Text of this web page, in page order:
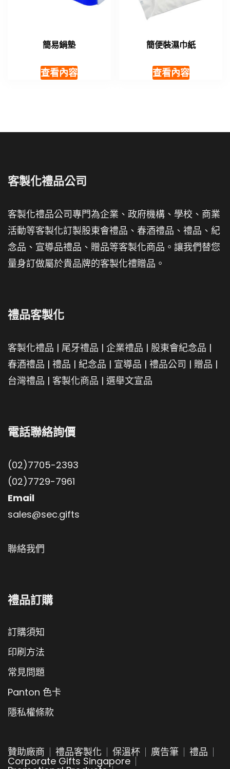
簡易鍋墊
查看內容
簡便裝濕巾紙
查看內容
客製化禮品公司
客製化禮品公司專門為企業、政府機構、學校、商業
活動等客製化訂製股東會禮品、春酒禮品、禮品、紀
念品、宣導品禮品、贈品等客製化商品。讓我們替您
量身訂做屬於貴品牌的客製化禮贈品。
禮品客製化
客製化禮品 | 尾牙禮品 | 企業禮品 | 股東會紀念品 |
春酒禮品 | 禮品 | 紀念品 | 宣導品 | 禮品公司 | 贈品 |
台灣禮品 | 客製化商品 | 選舉文宣品
電話聯絡詢價
(02)7705-2393
(02)7729-7961
Email
sales@sec.gifts
聯絡我們
禮品訂購
訂購須知
印刷方法
常見問題
Panton 色卡
隱私權條款
贊助廠商 禮品客製化 保溫杯 廣告筆 禮品
Corporate Gifts Singapore